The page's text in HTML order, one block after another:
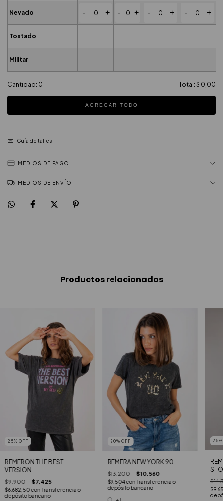
Nevado - + - + - + - +
Tostado
Militar
Cantidad: 0 Total: $ 0,00
AGREGAR TODO
Guía de talles
MEDIOS DE PAGO
MEDIOS DE ENVÍO
Productos relacionados
25% OFF
REMERON THE BEST
VERSION
$9.900 $7.425
$6.682,50con Transferencia o
depósito bancario
20% OFF
REMERA NEW YORK 90
$13.200 $10.560
$9.504con Transferencia o
depósito bancario
+1
25